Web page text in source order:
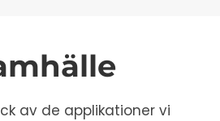
av de applikationer vi